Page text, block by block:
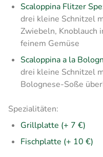
Scaloppina Flitzer
drei kleine Schnitzel
Zwiebeln, Knoblauch
feinem Gemüse
Scaloppina a la
drei kleine Schnitzel
Bolognese-Soße
Spezialitäten:
Grillplatte (+ 7 €)
Fischplatte (+ 10 €)